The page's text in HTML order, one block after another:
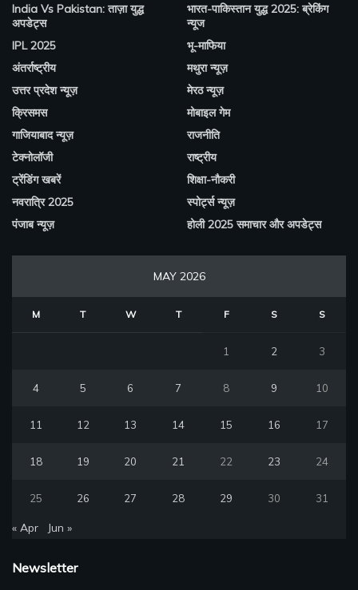
India Vs Pakistan: ताज़ा युद्ध
अपडेट्स
IPL 2025
अंतर्राष्ट्रीय
उत्तर प्रदेश न्यूज़
क्रिसमस
गाजियाबाद न्यूज़
टेक्नोलॉजी
ट्रेंडिंग खबरें
नवरात्रि 2025
पंजाब न्यूज़
भारत-पाकिस्तान युद्ध 2025: ब्रेकिंग
न्यूज
भू-माफिया
मथुरा न्यूज़
मेरठ न्यूज़
मोबाइल गेम
राजनीति
राष्ट्रीय
शिक्षा-नौकरी
स्पोर्ट्स न्यूज़
होली 2025 समाचार और अपडेट्स
MAY 2026
M T W T F S S
1 2 3
4 5 6 7 8 9 10
11 12 13 14 15 16 17
18 19 20 21 22 23 24
25 26 27 28 29 30 31
« Apr Jun »
Newsletter